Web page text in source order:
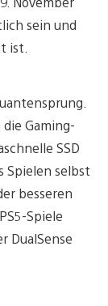
sein und
ist.
Gaming-
SSD
Spielen selbst
besseren
Spiele
DualSense